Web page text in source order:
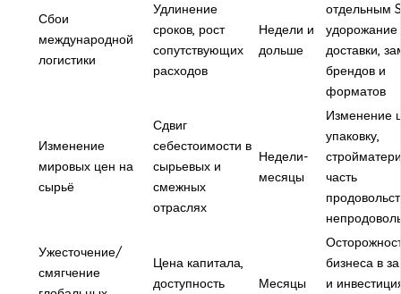
Сбои
международной
логистики
Удлинение
сроков, рост
сопутствующих
расходов
Недели и
дольше
отдельным
удорожание
доставки,
брендов и
форматов
Изменение
мировых цен на
сырьё
Сдвиг
себестоимости в
сырьевых и
смежных
отраслях
Недели-
месяцы
Изменение
упаковку,
часть
Ужесточение/
смягчение
Цена капитала,
доступность
Месяцы
бизнеса в
и